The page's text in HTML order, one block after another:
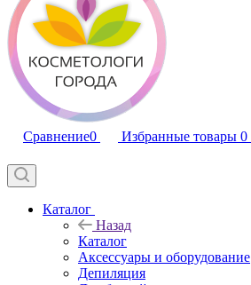
Сравнение0 Избранные товары 0
Каталог
Назад
Каталог
Аксессуары и оборудование
Депиляция